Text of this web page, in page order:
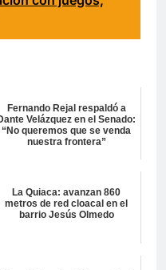
Fernando Rejal respaldó a
Velázquez en el Senado:
“No queremos que se venda
nuestra frontera”
La Quiaca: avanzan 860
metros de red cloacal en el
barrio Jesús Olmedo